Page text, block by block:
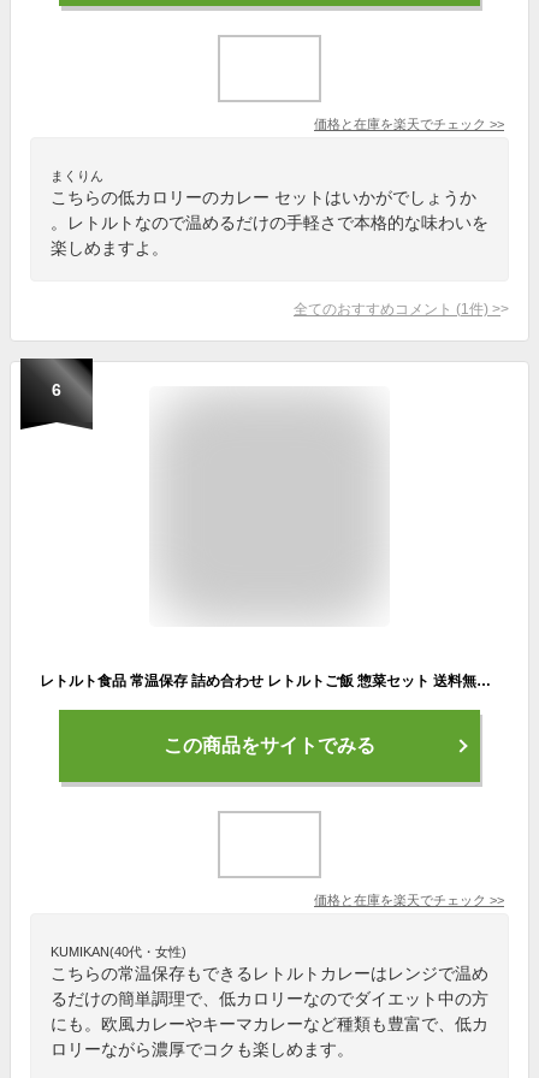
価格と在庫を楽天でチェック >>
まくりん
こちらの低カロリーのカレー セットはいかがでしょうか
。レトルトなので温めるだけの手軽さで本格的な味わいを
楽しめますよ。
全てのおすすめコメント (1 件) >
6
レトルト食品 常温保存 詰め合わせ レトルトご飯 惣菜セット 送料無料 大塚食品 マイサイズ 10種 まとめ買い インスタント食品 あす楽 レンジで簡単 非常食 防災 備蓄 低カロリー 仕送り 夜食 カレー ハヤシ 親子丼 中華丼 麻
この商品をサイトでみる
価格と在庫を楽天でチェック >>
KUMIKAN(40代・女性)
こちらの常温保存もできるレトルトカレーはレンジで温め
るだけの簡単調理で、低カロリーなのでダイエット中の方
にも。欧風カレーやキーマカレーなど種類も豊富で、低カ
ロリーながら濃厚でコクも楽しめます。